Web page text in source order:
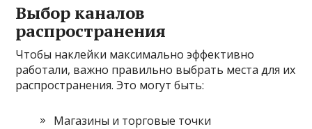
Выбор каналов
распространения
Чтобы наклейки максимально эффективно
работали, важно правильно выбрать места для их
распространения. Это могут быть:
Магазины и торговые точки